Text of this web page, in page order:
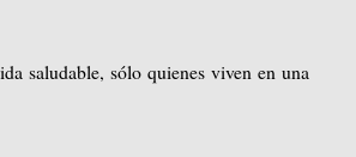
saludable, sólo quienes viven en una